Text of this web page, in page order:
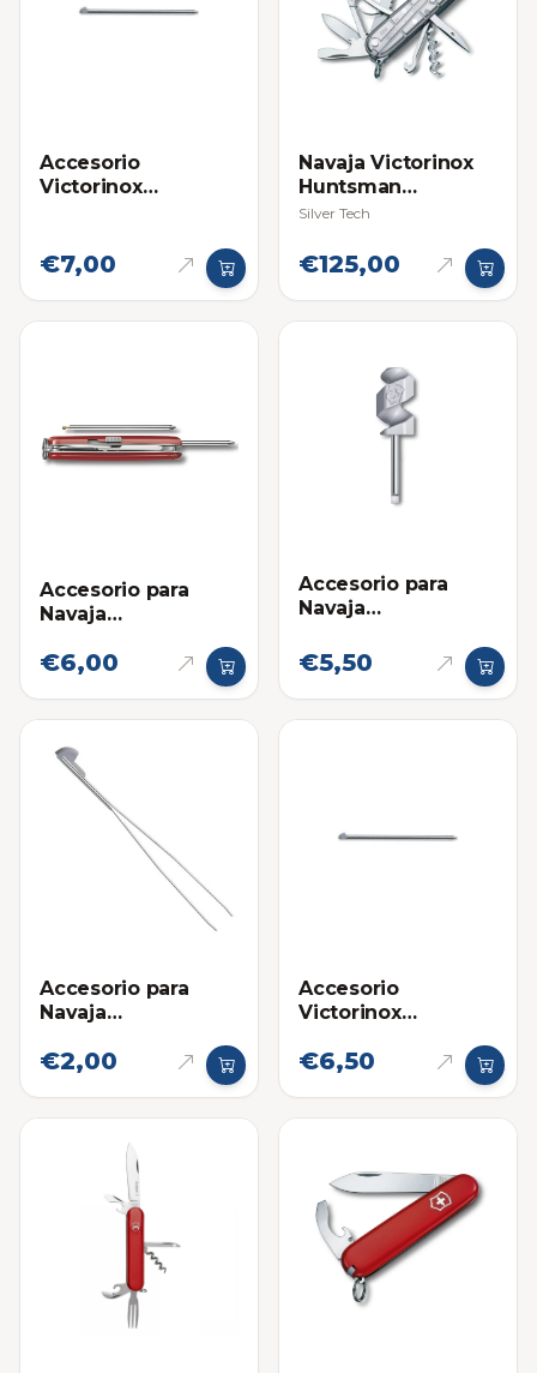
Accesorio
Victorinox
Multifuncional
Swiss Champ
€7,00
Navaja Victorinox
Huntsman
Multifuncional
Silver Tech
€125,00
Accesorio para
Navaja
Bolígrafo Corto
€6,00
Accesorio para
Navaja
Destornillador
Victorinox
€5,50
Accesorio para
Navaja
Pinza Victorinox
€2,00
Accesorio
Victorinox
para Navaja
€6,50